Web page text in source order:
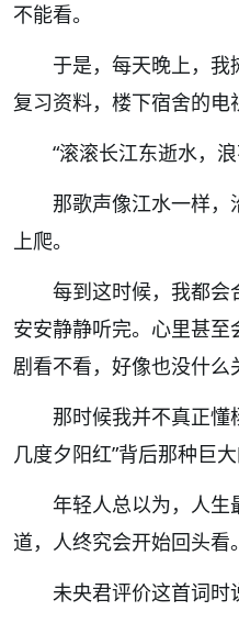
不能看。
于是，每天晚上，我
复习资料，楼下宿舍的电
“滚滚长江东逝水，
那歌声像江水一样，
上爬。
每到这时候，我都会
安安静静听完。 心里甚至
剧看不看，好像也没什么
那时候我并不真正懂
几度夕阳红”背后那种巨大
年轻人总以为，人生
道，人终究会开始回头看。
未央君评价这首词时